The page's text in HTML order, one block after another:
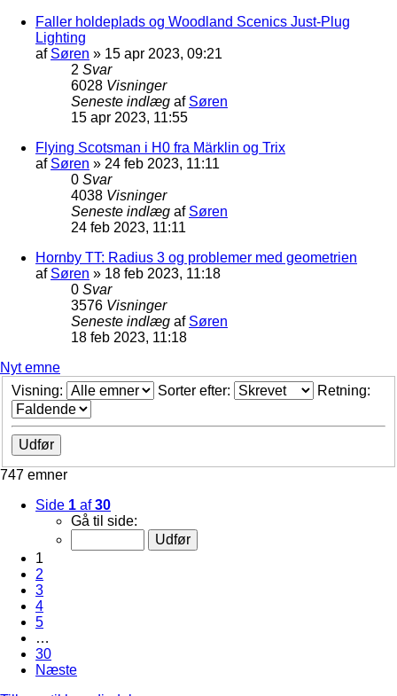
Faller holdeplads og Woodland Scenics Just-Plug
Lighting
af Søren » 15 apr 2023, 09:21
2 Svar
6028 Visninger
Seneste indlæg af Søren
15 apr 2023, 11:55
Flying Scotsman i H0 fra Märklin og Trix
af Søren » 24 feb 2023, 11:11
0 Svar
4038 Visninger
Seneste indlæg af Søren
24 feb 2023, 11:11
Hornby TT: Radius 3 og problemer med geometrien
af Søren » 18 feb 2023, 11:18
0 Svar
3576 Visninger
Seneste indlæg af Søren
18 feb 2023, 11:18
Nyt emne
Visning:
Sorter efter: Retning:
747 emner
Side 1 af30
Gå til side:
1
2
3
4
5
…
30
Næste